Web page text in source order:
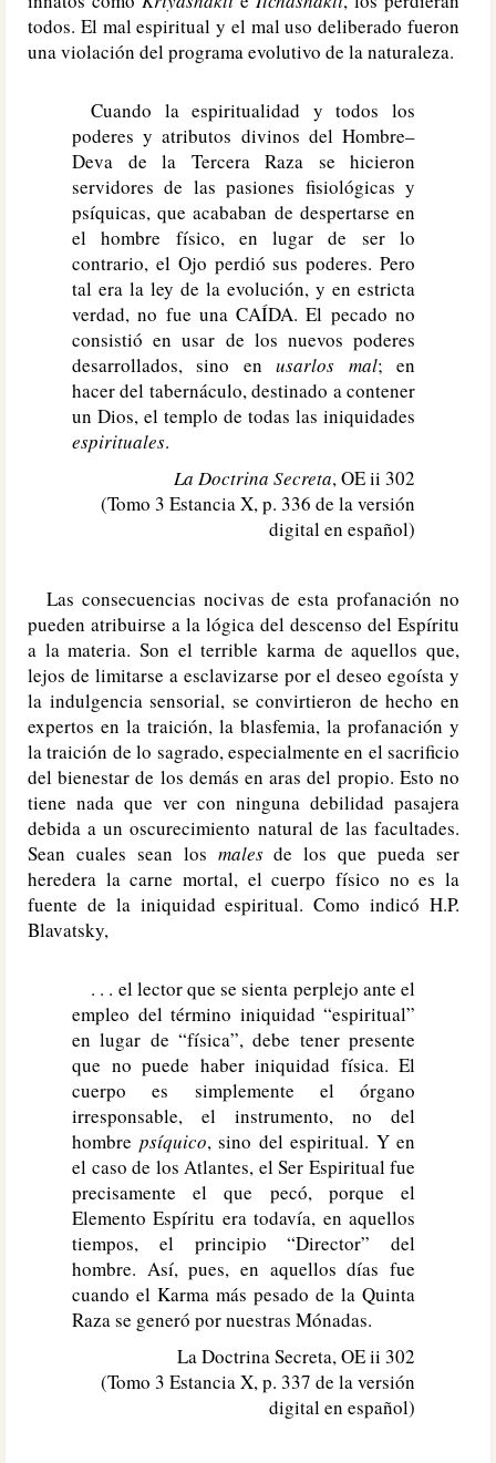
todos. El mal espiritual y el mal uso deliberado fueron
una violación del programa evolutivo de la naturaleza.
Cuando la espiritualidad y todos los
poderes y atributos divinos del Hombre–
Deva de la Tercera Raza se hicieron
servidores de las pasiones fisiológicas y
psíquicas, que acababan de despertarse en
el hombre físico, en lugar de ser lo
contrario, el Ojo perdió sus poderes. Pero
tal era la ley de la evolución, y en estricta
verdad, no fue una CAÍDA. El pecado no
consistió en usar de los nuevos poderes
desarrollados, sino enusarlos mal; en
hacer del tabernáculo, destinado a contener
un Dios, el templo de todas las iniquidades
espirituales.
La Doctrina Secreta, OE ii 302
(Tomo 3 Estancia X, p. 336 de la versión
digital en español)
Las consecuencias nocivas de esta profanación no
pueden atribuirse a la lógica del descenso del Espíritu
a la materia. Son el terrible karma de aquellos que,
lejos de limitarse a esclavizarse por el deseo egoísta y
la indulgencia sensorial, se convirtieron de hecho en
expertos en la traición, la blasfemia, la profanación y
la traición de lo sagrado, especialmente en el sacrificio
del bienestar de los demás en aras del propio. Esto no
tiene nada que ver con ninguna debilidad pasajera
debida a un oscurecimiento natural de las facultades.
Sean cuales sean los malesde los que pueda ser
heredera la carne mortal, el cuerpo físico no es la
fuente de la iniquidad espiritual. Como indicó H.P.
Blavatsky,
. . . el lector que se sienta perplejo ante el
empleo del término iniquidad “espiritual”
en lugar de “física”, debe tener presente
que no puede haber iniquidad física. El
cuerpo es simplemente el órgano
irresponsable, el instrumento, no del
hombre psíquico, sino del espiritual. Y en
el caso de los Atlantes, el Ser Espiritual fue
precisamente el que pecó, porque el
Elemento Espíritu era todavía, en aquellos
tiempos, el principio “Director” del
hombre. Así, pues, en aquellos días fue
cuando el Karma más pesado de la Quinta
Raza se generó por nuestras Mónadas.
La Doctrina Secreta, OE ii 302
(Tomo 3 Estancia X, p. 337 de la versión
digital en español)